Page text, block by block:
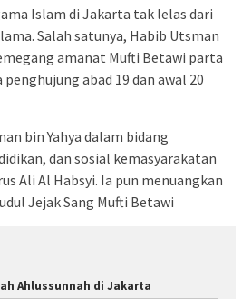
Islam di Jakarta tak lelas dari
Salah satunya, Habib Utsman
amanat Mufti Betawi parta
abad 19 dan awal 20
bin Yahya dalam bidang
dan sosial kemasyarakatan
Ali Al Habsyi. Ia pun menuangkan
Jejak Sang Mufti Betawi
Ahlussunnah di Jakarta